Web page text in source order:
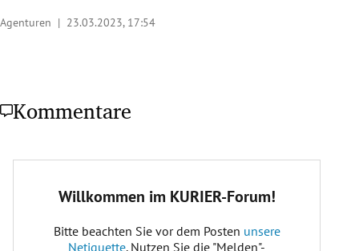
Agenturen | 23.03.2023, 17:54
Kommentare